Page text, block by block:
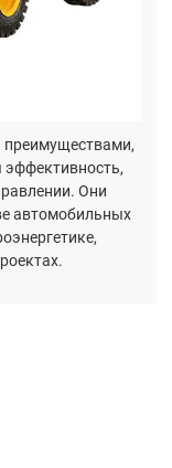
преимуществами,
Они
автомобильных